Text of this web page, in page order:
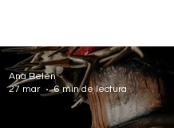
Testigos apasionados
Ana Belén
27 mar
6 min de lectura